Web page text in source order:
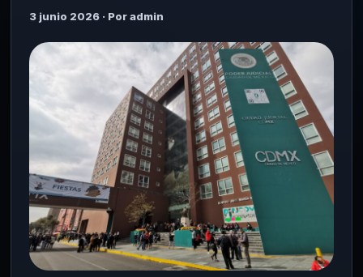
3 junio 2026 · Por admin